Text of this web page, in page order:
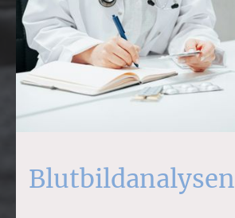
Blutbildanalysen